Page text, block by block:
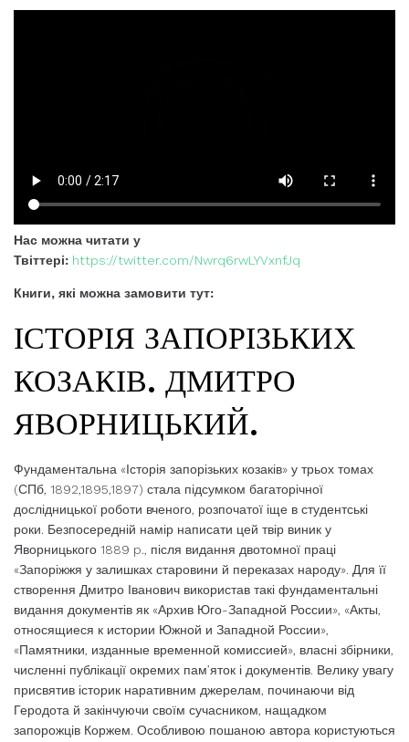
Нас можна читати у
Твіттері: https://twitter.com/Nwrq6rwLYVxnfJq
Книги, які можна замовити тут:
ІСТОРІЯ ЗАПОРІЗЬКИХ
КОЗАКІВ. ДМИТРО
ЯВОРНИЦЬКИЙ.
Фундаментальна «Історія запорізьких козаків» у трьох томах
(СПб, 1892,1895,1897) стала підсумком багаторічної
дослідницької роботи вченого, розпочатої іще в студентські
роки. Безпосередній намір написати цей твір виник у
Яворницького 1889 p., після видання двотомної праці
«Запоріжжя у залишках старовини й переказах народу». Для її
створення Дмитро Іванович використав такі фундаментальні
видання документів як «Архив Юго-Западной России», «Акты,
относящиеся к истории Южной и Западной России»,
«Памятники, изданные временной комиссией», власні збірники,
численні публікації окремих пам’яток і документів. Велику увагу
присвятив історик наративним джерелам, починаючи від
Геродота й закінчуючи своїм сучасником, нащадком
запорожців Коржем. Особливою пошаною автора користуються